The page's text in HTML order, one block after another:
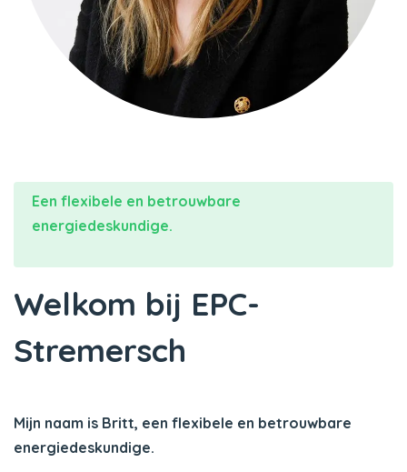
Een flexibele en betrouwbare
energiedeskundige.
Welkom bij EPC-
Stremersch
Mijn naam is Britt, een flexibele en betrouwbare
energiedeskundige.